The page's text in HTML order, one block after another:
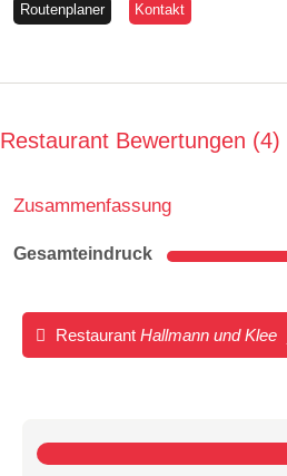
Routenplaner Kontakt
Restaurant Bewertungen 4
Zusammenfassung
Gesamteindruck
Restaurant Hallmann und Klee